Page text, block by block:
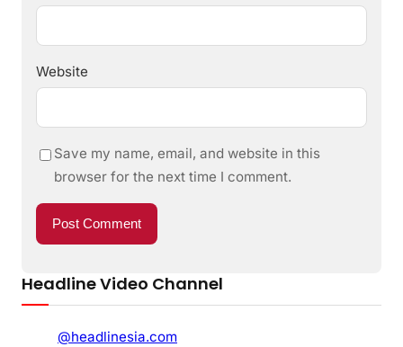
Website
Save my name, email, and website in this
browser for the next time I comment.
Headline Video Channel
@headlinesia.com